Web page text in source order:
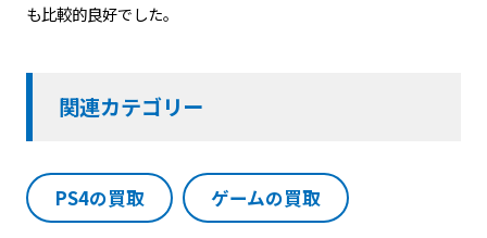
も比較的良好でした。
関連カテゴリー
PS4の買取 ゲームの買取